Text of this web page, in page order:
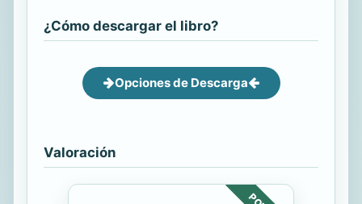
¿Cómo descargar el libro?
Opciones de Descarga
Valoración